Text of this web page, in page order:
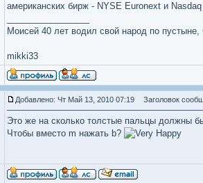
американских бирж - NYSE Euronext и
Моисей 40 лет водил свой народ по
mikki33
Добавлено: Чт Май 13, 2010 07:19 Заголовок
Это же на сколько толстые пальцы должны
Чтобы вместо m нажать b?